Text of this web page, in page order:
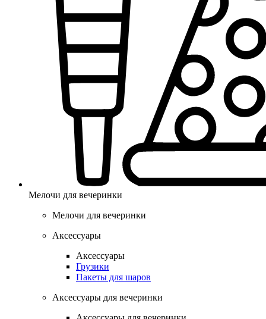
Мелочи для вечеринки
Мелочи для вечеринки
Аксессуары
Аксессуары
Грузики
Пакеты для шаров
Аксессуары для вечеринки